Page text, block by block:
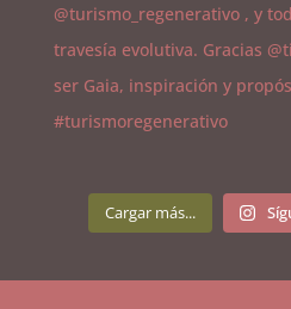
Cargar más...